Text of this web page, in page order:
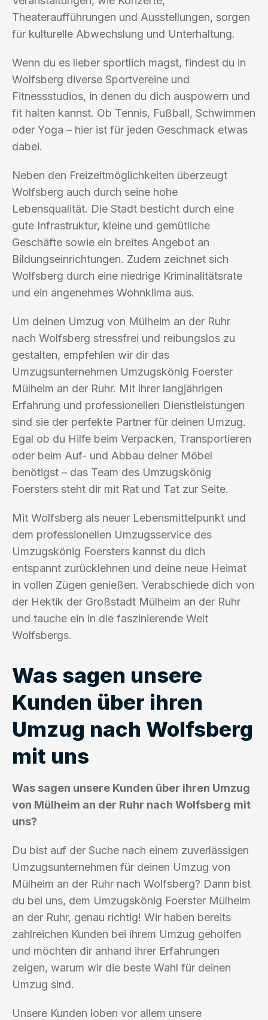
Theateraufführungen und Ausstellungen, sorgen
für kulturelle Abwechslung und Unterhaltung.
Wenn du es lieber sportlich magst, findest du in
Wolfsberg diverse Sportvereine und
Fitnessstudios, in denen du dich auspowern und
fit halten kannst. Ob Tennis, Fußball, Schwimmen
oder Yoga – hier ist für jeden Geschmack etwas
dabei.
Neben den Freizeitmöglichkeiten überzeugt
Wolfsberg auch durch seine hohe
Lebensqualität. Die Stadt besticht durch eine
gute Infrastruktur, kleine und gemütliche
Geschäfte sowie ein breites Angebot an
Bildungseinrichtungen. Zudem zeichnet sich
Wolfsberg durch eine niedrige Kriminalitätsrate
und ein angenehmes Wohnklima aus.
Um deinen Umzug von Mülheim an der Ruhr
nach Wolfsberg stressfrei und reibungslos zu
gestalten, empfehlen wir dir das
Umzugsunternehmen Umzugskönig Foerster
Mülheim an der Ruhr. Mit ihrer langjährigen
Erfahrung und professionellen Dienstleistungen
sind sie der perfekte Partner für deinen Umzug.
Egal ob du Hilfe beim Verpacken, Transportieren
oder beim Auf- und Abbau deiner Möbel
benötigst – das Team des Umzugskönig
Foersters steht dir mit Rat und Tat zur Seite.
Mit Wolfsberg als neuer Lebensmittelpunkt und
dem professionellen Umzugsservice des
Umzugskönig Foersters kannst du dich
entspannt zurücklehnen und deine neue Heimat
in vollen Zügen genießen. Verabschiede dich von
der Hektik der Großstadt Mülheim an der Ruhr
und tauche ein in die faszinierende Welt
Wolfsbergs.
Was sagen unsere
Kunden über ihren
Umzug nach Wolfsberg
mit uns
Was sagen unsere Kunden über ihren Umzug
von Mülheim an der Ruhr nach Wolfsberg mit
uns?
Du bist auf der Suche nach einem zuverlässigen
Umzugsunternehmen für deinen Umzug von
Mülheim an der Ruhr nach Wolfsberg? Dann bist
du bei uns, dem Umzugskönig Foerster Mülheim
an der Ruhr, genau richtig! Wir haben bereits
zahlreichen Kunden bei ihrem Umzug geholfen
und möchten dir anhand ihrer Erfahrungen
zeigen, warum wir die beste Wahl für deinen
Umzug sind.
Unsere Kunden loben vor allem unsere